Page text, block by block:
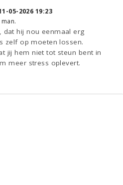
05-2026 19:23
dat hij nou eenmaal erg
zelf op moeten lossen.
jij hem niet tot steun bent in
meer stress oplevert.